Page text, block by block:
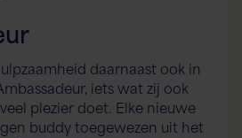
daarnaast ook in
iets wat zij ook
plezier doet. Elke nieuwe
buddy toegewezen uit het